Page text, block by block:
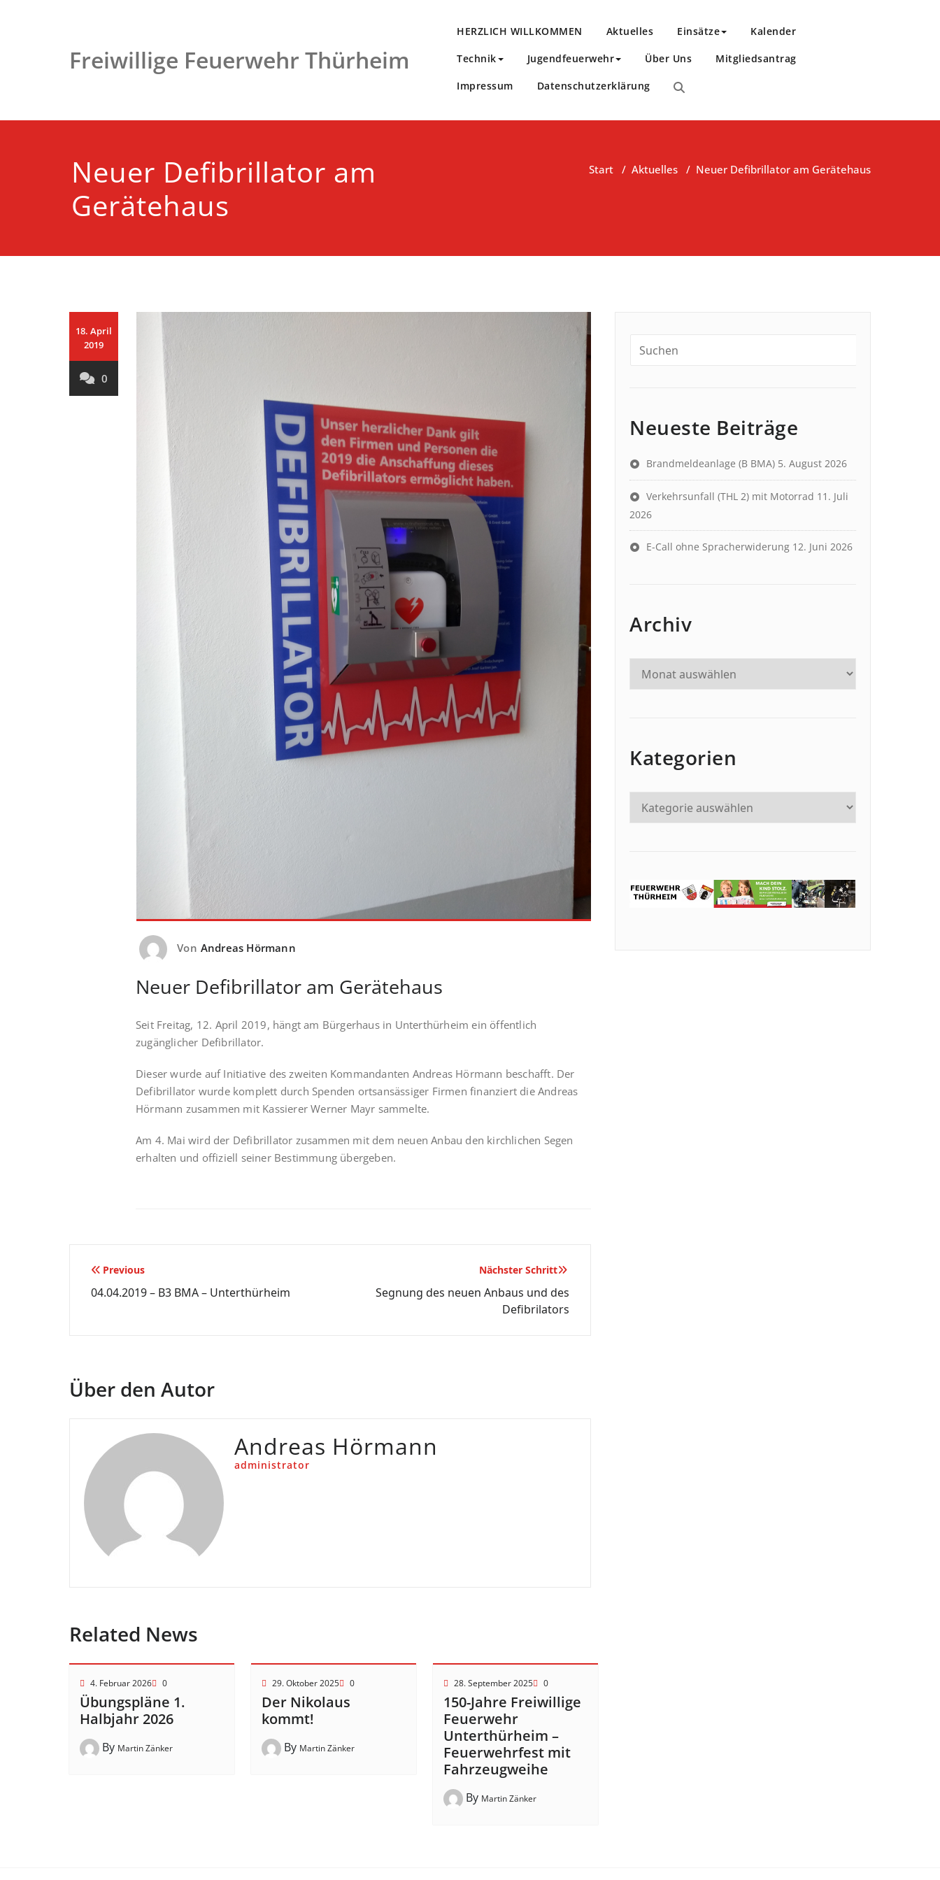
Freiwillige Feuerwehr Thürheim
HERZLICH WILLKOMMEN Aktuelles Einsätze Kalender
Technik Jugendfeuerwehr Über Uns Mitgliedsantrag
Impressum Datenschutzerklärung
Neuer Defibrillator am
Gerätehaus
Start / Aktuelles / Neuer Defibrillator am Gerätehaus
18. April
2019
0
Von Andreas Hörmann
Neuer Defibrillator am Gerätehaus
Seit Freitag, 12. April 2019, hängt am Bürgerhaus in Unterthürheim ein öffentlich
zugänglicher Defibrillator.
Dieser wurde auf Initiative des zweiten Kommandanten Andreas Hörmann beschafft. Der
Defibrillator wurde komplett durch Spenden ortsansässiger Firmen finanziert die Andreas
Hörmann zusammen mit Kassierer Werner Mayr sammelte.
Am 4. Mai wird der Defibrillator zusammen mit dem neuen Anbau den kirchlichen Segen
erhalten und offiziell seiner Bestimmung übergeben.
Beitragsnavigation
Previous
04.04.2019 – B3 BMA – Unterthürheim
Nächster Schritt
Segnung des neuen Anbaus und des
Defibrilators
Über den Autor
Andreas Hörmann
administrator
Related News
4. Februar 2026 0
Übungspläne 1.
Halbjahr 2026
By Martin Zänker
29. Oktober 2025 0
Der Nikolaus
kommt!
By Martin Zänker
28. September 2025 0
150-Jahre Freiwillige
Feuerwehr
Unterthürheim –
Feuerwehrfest mit
Fahrzeugweihe
By Martin Zänker
Neueste Beiträge
Brandmeldeanlage (B BMA) 5. August 2026
Verkehrsunfall (THL 2) mit Motorrad 11. Juli
2026
E-Call ohne Spracherwiderung 12. Juni 2026
Archiv
Kategorien